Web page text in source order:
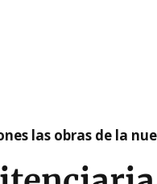
las obras de la